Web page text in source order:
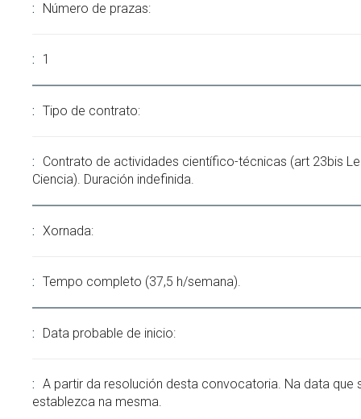
Número de prazas:
1
Tipo de contrato:
Contrato de actividades científico-técnicas (art 23bis
Ciencia). Duración indefinida.
Xornada:
Tempo completo (37,5 h/semana).
Data probable de inicio:
A partir da resolución desta convocatoria. Na data que
establezca na mesma.